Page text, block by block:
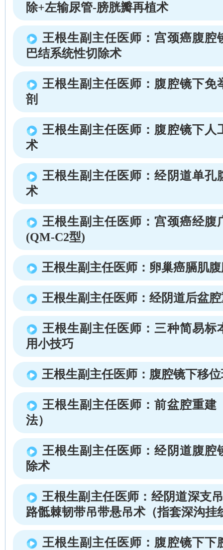
除+左输尿管-膀胱瓣再植术
王根生副主任医师：宫颈癌腹腔
巴结系统性切除术
王根生副主任医师：腹腔镜下免
剖
王根生副主任医师：腹腔镜下人
术
王根生副主任医师：经阴道单孔
术
王根生副主任医师：宫颈癌经腹
(QM-C2型)
王根生副主任医师：卵巢癌膈肌
王根生副主任医师：经阴道后盆
王根生副主任医师：三种简易标
用小技巧
王根生副主任医师：腹腔镜下移
王根生副主任医师：前盆腔重建
法）
王根生副主任医师：经阴道腹腔
除术
王根生副主任医师：经阴道深支
路骶棘韧带吊带悬吊术（指套深沟挂
王根生副主任医师：腹腔镜下下